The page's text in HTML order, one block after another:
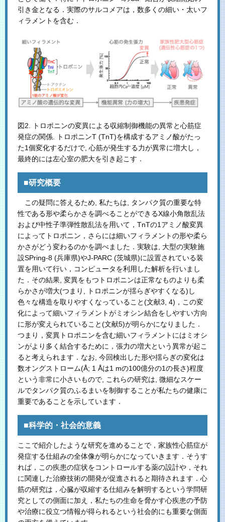
引き金となる．実際のサルコメアは，数多くの細い・太いフ
ィラメントを含む．
図2. トロポニンの変異による収縮制御機能の異常と心筋症
発症の関係. トロポニンT (TnT)を構成するアミノ酸がたっ
た1個変化するだけで, 心筋が発生する力が異常に増大し，
最終的には左心室の肥大を引き起こす．
■研究概要
この疑問に答えるため, 私たちは, タンパク質の重要な特
性である形や柔らかさを調べることができるX線小角散乱法
および中性子準弾性散乱法を用いて，TnTの1アミノ酸変異
によってトロポニン，さらには細いフィラメントの形や柔ら
かさがどう変わるのかを調べました．実験は, 大型の実験施
設SPring-8 (兵庫県)やJ-PARC (茨城県)に設置されている装
置を用いて行い，コンピュータを利用した解析を行いまし
た．その結果, 変異をもつトロポニンは正常なものよりも柔
らかさが増大(つまり, トロポニンが揺らぎやすくなる)し
色々な構造を取りやすくなっていること(文献3, 4)，この変
化によって細いフィラメントがミオシン結合をしやすい方向
に形が変えられていること(文献5)が明らかになりました．
つまり，変異トロポニンを含む細いフィラメントにはミオシ
ンがより多く結合するために，張力の増大という異常が起こ
ると考えられます．なお, 今回検出した形や揺らぎの変化は
数オングストローム(Å; 1 Åは1 mの100億分の1の長さ)程度
という非常に小さいもので, これらの研究は, 微細なスケー
ルでタンパク質のふるまいを制御することが私たちの健康に
重要であることを示しています．
■科学的・社会的意義
ここで紹介したような研究を進めることで，家族性心筋症が
発症する仕組みの全体像が明らかになっていきます．そうす
れば，この疾患の症状をコントロールする薬の設計や，それ
に関連した治療技術の開発が促進されると期待されます．心
筋の研究は，心臓が収縮する仕組みを解明するという学問研
究としての側面に加え，私たちの生命を脅かす心疾患の予防
や治療に役立つ情報が得られるという社会的にも重要な側面